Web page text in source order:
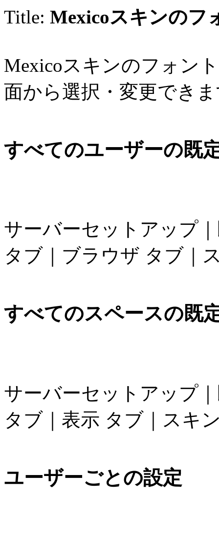
Title: Mexicoスキンのフ
Mexicoスキンのフォン
面から選択・変更でき
すべてのユーザーの既
サーバーセットアップ
タブ｜ブラウザ タブ｜
すべてのスペースの既
サーバーセットアップ
タブ｜表示 タブ｜スキ
ユーザーごとの設定